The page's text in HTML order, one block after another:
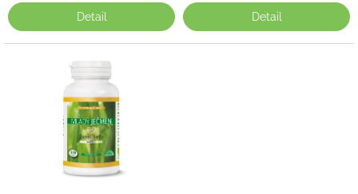
Detail Detail